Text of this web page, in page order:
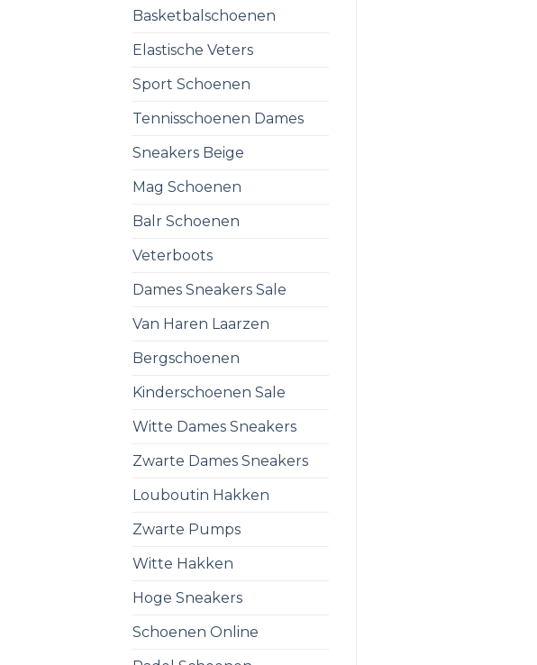
Basketbalschoenen
Elastische Veters
Sport Schoenen
Tennisschoenen Dames
Sneakers Beige
Mag Schoenen
Balr Schoenen
Veterboots
Dames Sneakers Sale
Van Haren Laarzen
Bergschoenen
Kinderschoenen Sale
Witte Dames Sneakers
Zwarte Dames Sneakers
Louboutin Hakken
Zwarte Pumps
Witte Hakken
Hoge Sneakers
Schoenen Online